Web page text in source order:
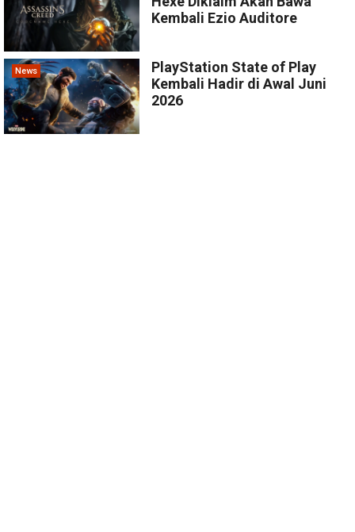
Kembali Ezio Auditore
News
PlayStation State of Play
Kembali Hadir di Awal Juni
2026